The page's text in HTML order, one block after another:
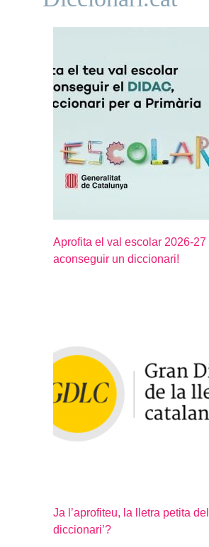
Aprofita el val escolar 2026-27
aconseguir un diccionari!
Ja l’aprofiteu, la lletra petita del
diccionari’?